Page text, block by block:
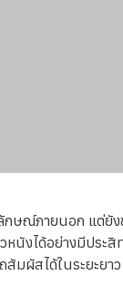
ษณ์ภายนอก แต่ยั
นังได้อย่างมีประ
มผัสได้ในระยะย